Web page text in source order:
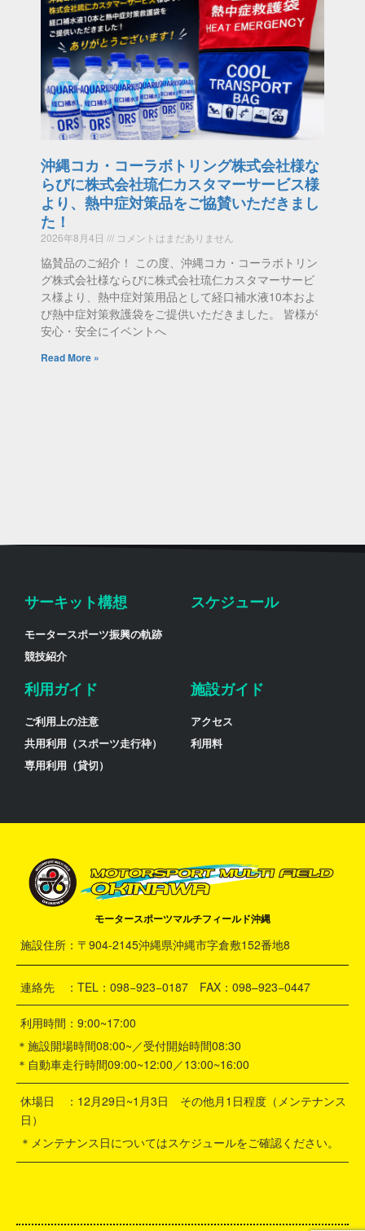
沖縄コカ・コーラボトリング株式会社様な
らびに株式会社琉仁カスタマーサービス様
より、熱中症対策品をご協賛いただきまし
た！
2026年8月4日 コメントはまだありません
協賛品のご紹介！ この度、沖縄コカ・コーラボトリン
グ株式会社様ならびに株式会社琉仁カスタマーサービ
ス様より、熱中症対策用品として経口補水液10本およ
び熱中症対策救護袋をご提供いただきました。 皆様が
安心・安全にイベントへ
Read More »
サーキット構想
モータースポーツ振興の軌跡
競技紹介
スケジュール
利用ガイド
ご利用上の注意
共用利用（スポーツ走行枠）
専用利用（貸切）
施設ガイド
アクセス
利用料
モータースポーツマルチフィールド沖縄
施設住所：〒904-2145沖縄県沖縄市字倉敷152番地8
連絡先 ：TEL：098−923−0187 FAX：098–923−0447
利用時間：9:00~17:00
＊施設開場時間08:00~／受付開始時間08:30
＊自動車走行時間09:00~12:00／13:00~16:00
休場日 ：12月29日~1月3日 その他月1日程度（メンテナンス
日）
＊メンテナンス日についてはスケジュールをご確認ください。